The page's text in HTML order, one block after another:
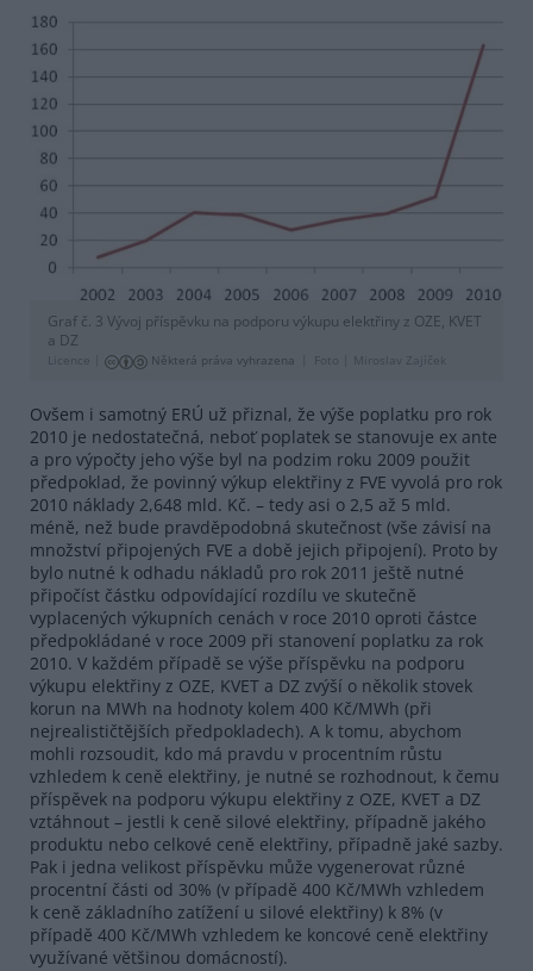
Graf č. 3 Vývoj příspěvku na podporu výkupu elektřiny z OZE, KVET
a DZ
Licence | Některá práva vyhrazena Foto | Miroslav Zajíček
Ovšem i samotný ERÚ už přiznal, že výše poplatku pro rok
2010 je nedostatečná, neboť poplatek se stanovuje ex ante
a pro výpočty jeho výše byl na podzim roku 2009 použit
předpoklad, že povinný výkup elektřiny z FVE vyvolá pro rok
2010 náklady 2,648 mld. Kč. – tedy asi o 2,5 až 5 mld.
méně, než bude pravděpodobná skutečnost (vše závisí na
množství připojených FVE a době jejich připojení). Proto by
bylo nutné k odhadu nákladů pro rok 2011 ještě nutné
připočíst částku odpovídající rozdílu ve skutečně
vyplacených výkupních cenách v roce 2010 oproti částce
předpokládané v roce 2009 při stanovení poplatku za rok
2010. V každém případě se výše příspěvku na podporu
výkupu elektřiny z OZE, KVET a DZ zvýší o několik stovek
korun na MWh na hodnoty kolem 400 Kč/MWh (při
nejrealističtějších předpokladech). A k tomu, abychom
mohli rozsoudit, kdo má pravdu v procentním růstu
vzhledem k ceně elektřiny, je nutné se rozhodnout, k čemu
příspěvek na podporu výkupu elektřiny z OZE, KVET a DZ
vztáhnout – jestli k ceně silové elektřiny, případně jakého
produktu nebo celkové ceně elektřiny, případně jaké sazby.
Pak i jedna velikost příspěvku může vygenerovat různé
procentní části od 30% (v případě 400 Kč/MWh vzhledem
k ceně základního zatížení u silové elektřiny) k 8% (v
případě 400 Kč/MWh vzhledem ke koncové ceně elektřiny
využívané většinou domácností).